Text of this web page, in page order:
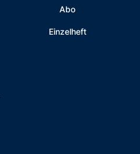
Abo
Einzelheft